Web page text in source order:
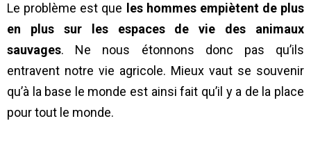
Le problème est que les hommes empiètent de plus
en plus sur les espaces de vie des animaux
sauvages. Ne nous étonnons donc pas qu’ils
entravent notre vie agricole. Mieux vaut se souvenir
qu’à la base le monde est ainsi fait qu’il y a de la place
pour tout le monde.